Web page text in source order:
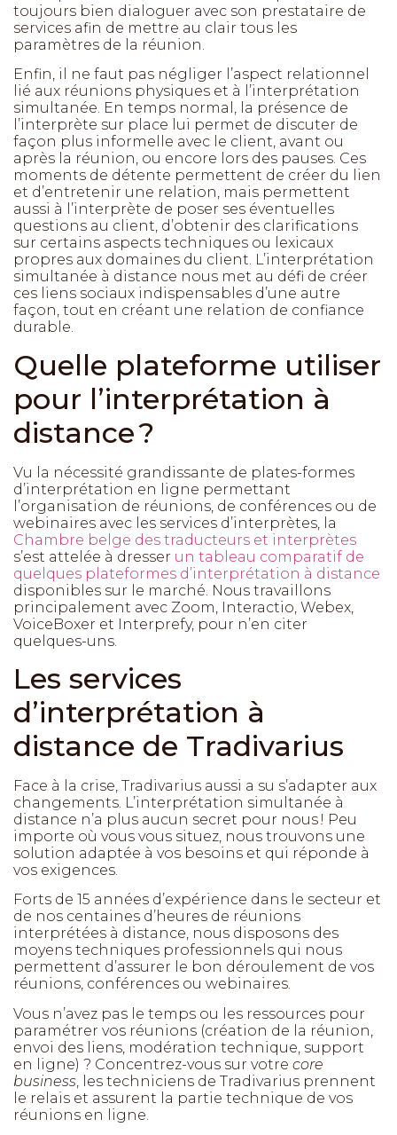
toujours bien dialoguer avec son prestataire de
services afin de mettre au clair tous les
paramètres de la réunion.
Enfin, il ne faut pas négliger l’aspect relationnel
lié aux réunions physiques et à l’interprétation
simultanée. En temps normal, la présence de
l’interprète sur place lui permet de discuter de
façon plus informelle avec le client, avant ou
après la réunion, ou encore lors des pauses. Ces
moments de détente permettent de créer du lien
et d’entretenir une relation, mais permettent
aussi à l’interprète de poser ses éventuelles
questions au client, d’obtenir des clarifications
sur certains aspects techniques ou lexicaux
propres aux domaines du client. L’interprétation
simultanée à distance nous met au défi de créer
ces liens sociaux indispensables d’une autre
façon, tout en créant une relation de confiance
durable.
Quelle plateforme utiliser
pour l’interprétation à
distance ?
Vu la nécessité grandissante de plates-formes
d’interprétation en ligne permettant
l’organisation de réunions, de conférences ou de
webinaires avec les services d’interprètes, la
Chambre belge des traducteurs et interprètes
s’est attelée à dresser un tableau comparatif de
quelques plateformes d’interprétation à distance
disponibles sur le marché. Nous travaillons
principalement avec Zoom, Interactio, Webex,
VoiceBoxer et Interprefy, pour n’en citer
quelques-uns.
Les services
d’interprétation à
distance de Tradivarius
Face à la crise, Tradivarius aussi a su s’adapter aux
changements. L’interprétation simultanée à
distance n’a plus aucun secret pour nous ! Peu
importe où vous vous situez, nous trouvons une
solution adaptée à vos besoins et qui réponde à
vos exigences.
Forts de 15 années d’expérience dans le secteur et
de nos centaines d’heures de réunions
interprétées à distance, nous disposons des
moyens techniques professionnels qui nous
permettent d’assurer le bon déroulement de vos
réunions, conférences ou webinaires.
Vous n’avez pas le temps ou les ressources pour
paramétrer vos réunions (création de la réunion,
envoi des liens, modération technique, support
en ligne) ? Concentrez-vous sur votre core
business , les techniciens de Tradivarius prennent
le relais et assurent la partie technique de vos
réunions en ligne.